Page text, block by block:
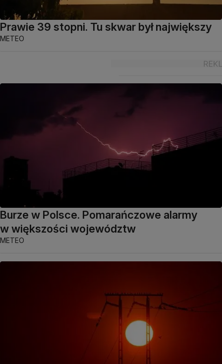
Prawie 39 stopni. Tu skwar był największy
METEO
Burze w Polsce. Pomarańczowe alarmy
w większości województw
METEO